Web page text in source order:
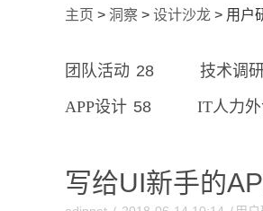
主页 > 洞察 > 设计沙龙 > 用户
团队活动 28 技术调
APP设计 58 IT人力
写给UI新手的